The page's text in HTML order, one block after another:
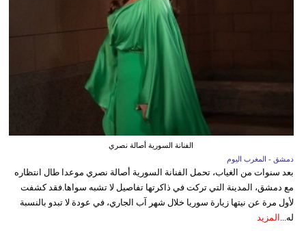
الفنانة السورية أصالة نصري
دمشق - المغرب اليوم
بعد سنوات من الغياب، تحمل الفنانة السورية أصالة نصري موعدا طال انتظاره
مع دمشق، المدينة التي تركت في ذاكرتها تفاصيل لا تشبه سواها.فقد كشفت
لأول مرة عن نيتها زيارة سوريا خلال شهر آب الجاري، في عودة لا تبدو بالنسبة
له... المزيد